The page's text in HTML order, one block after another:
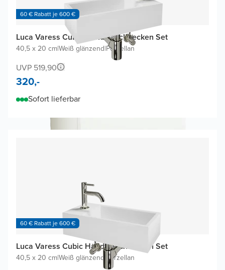
60 € Rabatt je 600 €
Luca Varess Cubic Handwaschbecken Set
40,5 x 20 cm|Weiß glänzend|Porzellan
UVP 519,90
320,-
Sofort lieferbar
60 € Rabatt je 600 €
Luca Varess Cubic Handwaschbecken Set
40,5 x 20 cm|Weiß glänzend Porzellan